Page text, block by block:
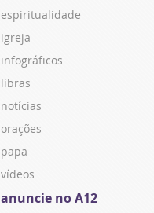
espiritualidade
igreja
infográficos
libras
notícias
orações
papa
vídeos
anuncie no A12